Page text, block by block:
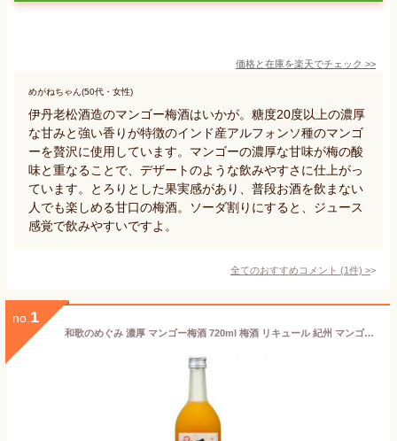
価格と在庫を楽天でチェック >>
めがねちゃん(50代・女性)
伊丹老松酒造のマンゴー梅酒はいかが。糖度20度以上の濃厚
な甘みと強い香りが特徴のインド産アルフォンソ種のマンゴ
ーを贅沢に使用しています。マンゴーの濃厚な甘味が梅の酸
味と重なることで、デザートのような飲みやすさに仕上がっ
ています。とろりとした果実感があり、普段お酒を飲まない
人でも楽しめる甘口の梅酒。ソーダ割りにすると、ジュース
感覚で飲みやすいですよ。
全てのおすすめコメント (1件) >
no. 1
和歌のめぐみ 濃厚 マンゴー梅酒 720ml 梅酒 リキュール 紀州 マンゴー 和歌山 世界一統 和歌の恵み ギフト プレゼント